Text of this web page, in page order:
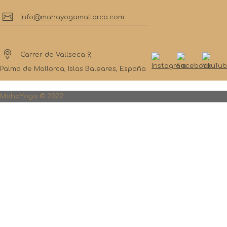
info@mahayogamallorca.com
Carrer de Vallseca 9,
Palma de Mallorca, Islas Baleares, España
MahaYoga © 2022